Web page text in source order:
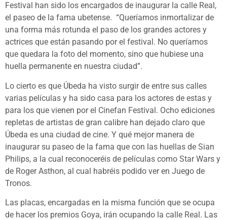
Festival han sido los encargados de inaugurar la calle Real,
el paseo de la fama ubetense. “Queríamos inmortalizar de
una forma más rotunda el paso de los grandes actores y
actrices que están pasando por el festival. No queríamos
que quedara la foto del momento, sino que hubiese una
huella permanente en nuestra ciudad”.
Lo cierto es que Úbeda ha visto surgir de entre sus calles
varias películas y ha sido casa para los actores de estas y
para los que vienen por el Cinefan Festival. Ocho ediciones
repletas de artistas de gran calibre han dejado claro que
Úbeda es una ciudad de cine. Y qué mejor manera de
inaugurar su paseo de la fama que con las huellas de Sian
Philips, a la cual reconoceréis de películas como Star Wars y
de Roger Asthon, al cual habréis podido ver en Juego de
Tronos.
Las placas, encargadas en la misma función que se ocupa
de hacer los premios Goya, irán ocupando la calle Real. Las